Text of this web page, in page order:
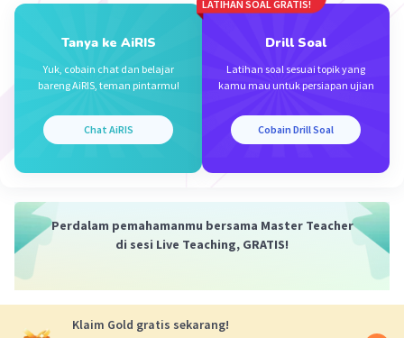
Iklan
Addybw W Level 1
y
Tanya ke AiRIS
Yuk, cobain chat dan belajar
bareng AiRIS, teman pintarmu!
Chat AiRIS
LATIHAN SOAL GRATIS!
Drill Soal
Latihan soal sesuai topik yang
kamu mau untuk persiapan ujian
Cobain Drill Soal
Perdalam pemahamanmu bersama Master Teacher
di sesi Live Teaching, GRATIS!
Klaim Gold gratis sekarang!